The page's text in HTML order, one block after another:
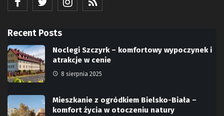
Recent Posts
Noclegi Szczyrk – komfortowy wypoczynek i
atrakcje w cenie
8 sierpnia 2025
Mieszkanie z ogródkiem Bielsko-Biała –
komfort życia w otoczeniu natury